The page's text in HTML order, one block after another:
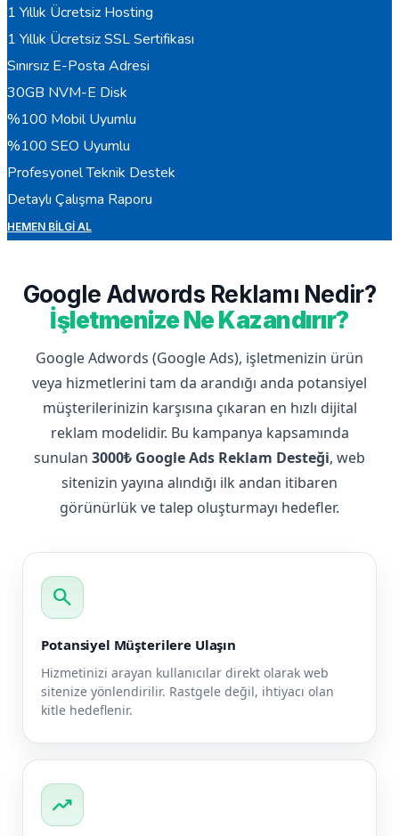
1 Yıllık Ücretsiz Hosting
1 Yıllık Ücretsiz SSL Sertifikası
Sınırsız E-Posta Adresi
30GB NVM-E Disk
%100 Mobil Uyumlu
%100 SEO Uyumlu
Profesyonel Teknik Destek
Detaylı Çalışma Raporu
HEMEN BILGI AL
Google Adwords Reklamı Nedir?
İşletmenize Ne Kazandırır?
Google Adwords (Google Ads), işletmenizin ürün
veya hizmetlerini tam da arandığı anda potansiyel
müşterilerinizin karşısına çıkaran en hızlı dijital
reklam modelidir. Bu kampanya kapsamında
sunulan 3000₺ Google Ads Reklam Desteği, web
sitenizin yayına alındığı ilk andan itibaren
görünürlük ve talep oluşturmayı hedefler.
search
Potansiyel Müşterilere Ulaşın
Hizmetinizi arayan kullanıcılar direkt olarak web
sitenize yönlendirilir. Rastgele değil, ihtiyacı olan
kitle hedeflenir.
trending_up